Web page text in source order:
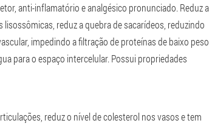
anti-inflamatório e analgésico pronunciado. Reduz a
lisossômicas, reduz a quebra de sacarídeos, reduzindo
impedindo a filtração de proteínas de baixo peso
para o espaço intercelular. Possui propriedades
reduz o nível de colesterol nos vasos e tem